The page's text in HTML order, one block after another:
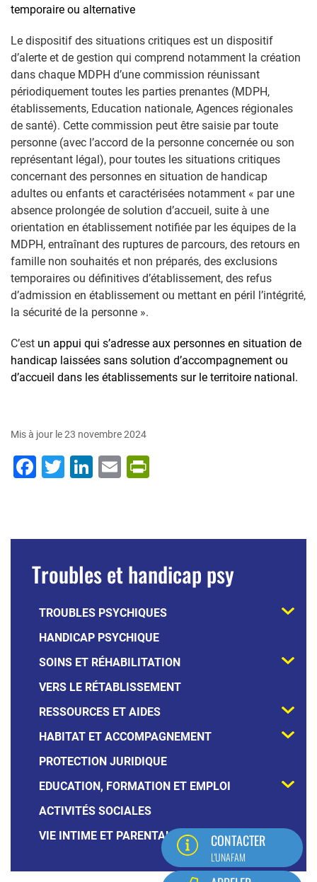
temporaire ou alternative
Le dispositif des situations critiques est un dispositif
d’alerte et de gestion qui comprend notamment la création
dans chaque MDPH d’une commission réunissant
périodiquement toutes les parties prenantes (MDPH,
établissements, Education nationale, Agences régionales
de santé). Cette commission peut être saisie par toute
personne (avec l’accord de la personne concernée ou son
représentant légal), pour toutes les situations critiques
concernant des personnes en situation de handicap
adultes ou enfants et caractérisées notamment « par une
absence prolongée de solution d’accueil, suite à une
orientation en établissement notifiée par les équipes de la
MDPH, entraînant des ruptures de parcours, des retours en
famille non souhaités et non préparés, des exclusions
temporaires ou définitives d’établissement, des refus
d’admission en établissement ou mettant en péril l’intégrité,
la sécurité de la personne ».
C’est un appui qui s’adresse aux personnes en situation de
handicap laissées sans solution d’accompagnement ou
d’accueil dans les établissements sur le territoire national.
Mis à jour le 23 novembre 2024
Facebook
Twitter
LinkedIn
Email
principal
level
Troubles et handicap psy
TROUBLES PSYCHIQUES
HANDICAP PSYCHIQUE
SOINS ET RÉHABILITATION
VERS LE RÉTABLISSEMENT
RESSOURCES ET AIDES
HABITAT ET ACCOMPAGNEMENT
PROTECTION JURIDIQUE
EDUCATION, FORMATION ET EMPLOI
ACTIVITÉS SOCIALES
VIE INTIME ET PARENTALITÉ
CONTACTER
L'UNAFAM